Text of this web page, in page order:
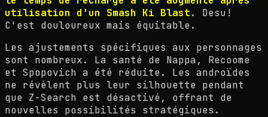
utilisation d'un Smash Ki Blast. Desu!
C'est douloureux mais équitable.
Les ajustements spécifiques aux personnages
sont nombreux. La santé de Nappa, Recoome
et Spopovich a été réduite. Les androïdes
ne révèlent plus leur silhouette pendant
que Z-Search est désactivé, offrant de
nouvelles possibilités stratégiques.